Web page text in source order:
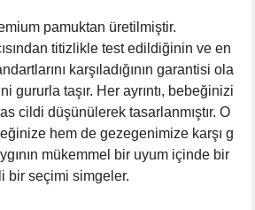
pamuktan üretilmiştir.
titizlikle test edildiğinin ve en
karşıladığının garantisi ola
gururla taşır. Her ayrıntı, bebeğinizi
cildi düşünülerek tasarlanmıştır. O
hem de gezegenimize karşı g
mükemmel bir uyum içinde bir
bir seçimi simgeler.